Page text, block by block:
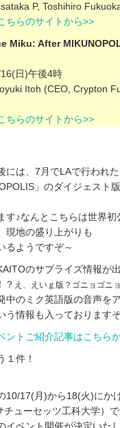
P, Toshihiro
ちらのサイトから>>
Miku: After
日)午後4時
Itoh (CEO, Crypton
ちらのサイトから>>
には、7月でLAで行われた
」のダイジェスト
す♪なんとこちらは世界初
現地の盛り上がりも
るようですぞ～
のサプライズ情報が
？ え、えいｇ版？ゴニョゴニョ
中のミク英語版の音声を
う情報も入っております
ントご紹介記事はこちら
１件！
10/17(月)から18(火)にかけ
チューセッツ工科大学）で